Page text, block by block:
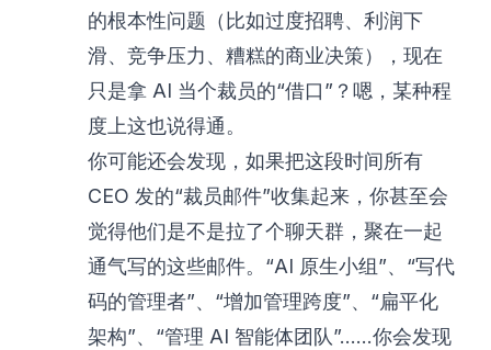
的根本性问题（比如过度招聘、利润下
滑、竞争压力、糟糕的商业决策），现在
只是拿 AI 当个裁员的“借口”？嗯，某种程
度上这也说得通。
你可能还会发现，如果把这段时间所有
CEO 发的“裁员邮件”收集起来，你甚至会
觉得他们是不是拉了个聊天群，聚在一起
通气写的这些邮件。“AI 原生小组”、“写代
码的管理者”、“增加管理跨度”、“扁平化
架构”、“管理 AI 智能体团队”……你会发现